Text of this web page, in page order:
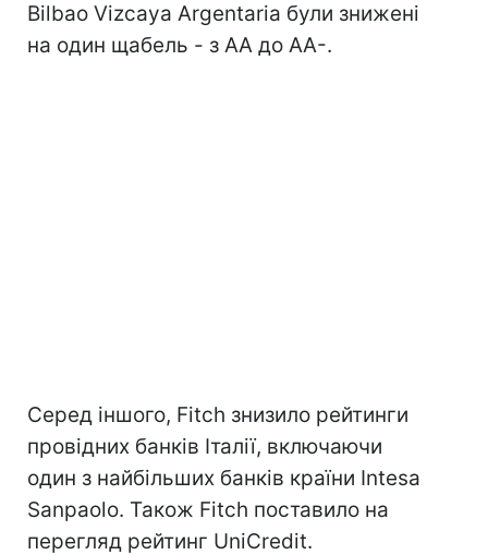
Bilbao Vizcaya Argentaria були знижені
на один щабель - з АА до АА-.
Серед іншого, Fitch знизило рейтинги
провідних банків Італії, включаючи
один з найбільших банків країни Intesa
Sanpaolo. Також Fitch поставило на
перегляд рейтинг UniCredit.